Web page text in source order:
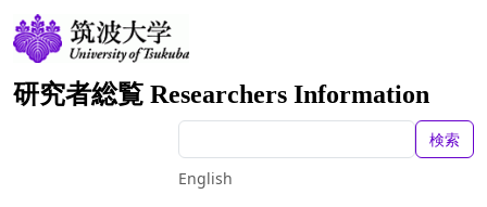
研究者総覧 Researchers Information
検索
English